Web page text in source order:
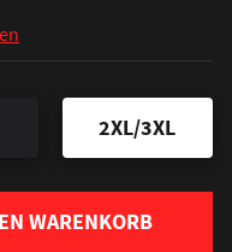
2XL/3XL
Wert
WARENKORB